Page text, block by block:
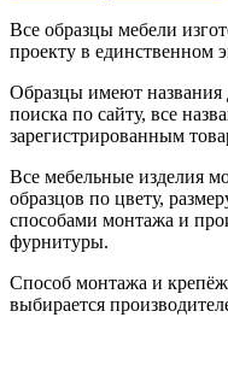
Все образцы мебели
проекту в единственном
Образцы имеют названия
поиска по сайту, все
зарегистрированным
Все мебельные изделия
образцов по цвету,
способами монтажа и
фурнитуры.
Способ монтажа и
выбирается